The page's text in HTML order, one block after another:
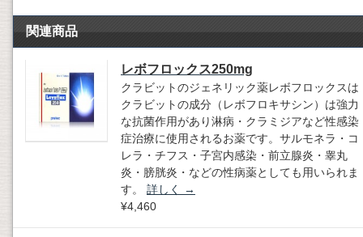
関連商品
レボフロックス250mg
クラビットのジェネリック薬レボフロックスは
クラビットの成分（レボフロキサシン）は強力
な抗菌作用があり淋病・クラミジアなど性感染
症治療に使用されるお薬です。サルモネラ・コ
レラ・チフス・子宮内感染・前立腺炎・睾丸
炎・膀胱炎・などの性病薬としても用いられま
す。 詳しく
→
¥4,460